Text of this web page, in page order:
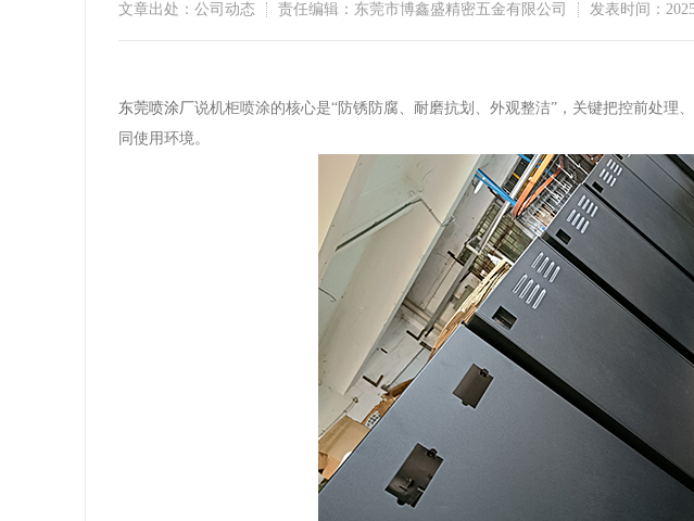
文章出处：公司动态 责任编辑：东莞市博鑫盛精密五金有限公司 发表时间：
东莞喷涂厂说机柜喷涂的核心是“防锈防腐、耐磨抗划、外观整洁”，关键把控前处理
同使用环境。